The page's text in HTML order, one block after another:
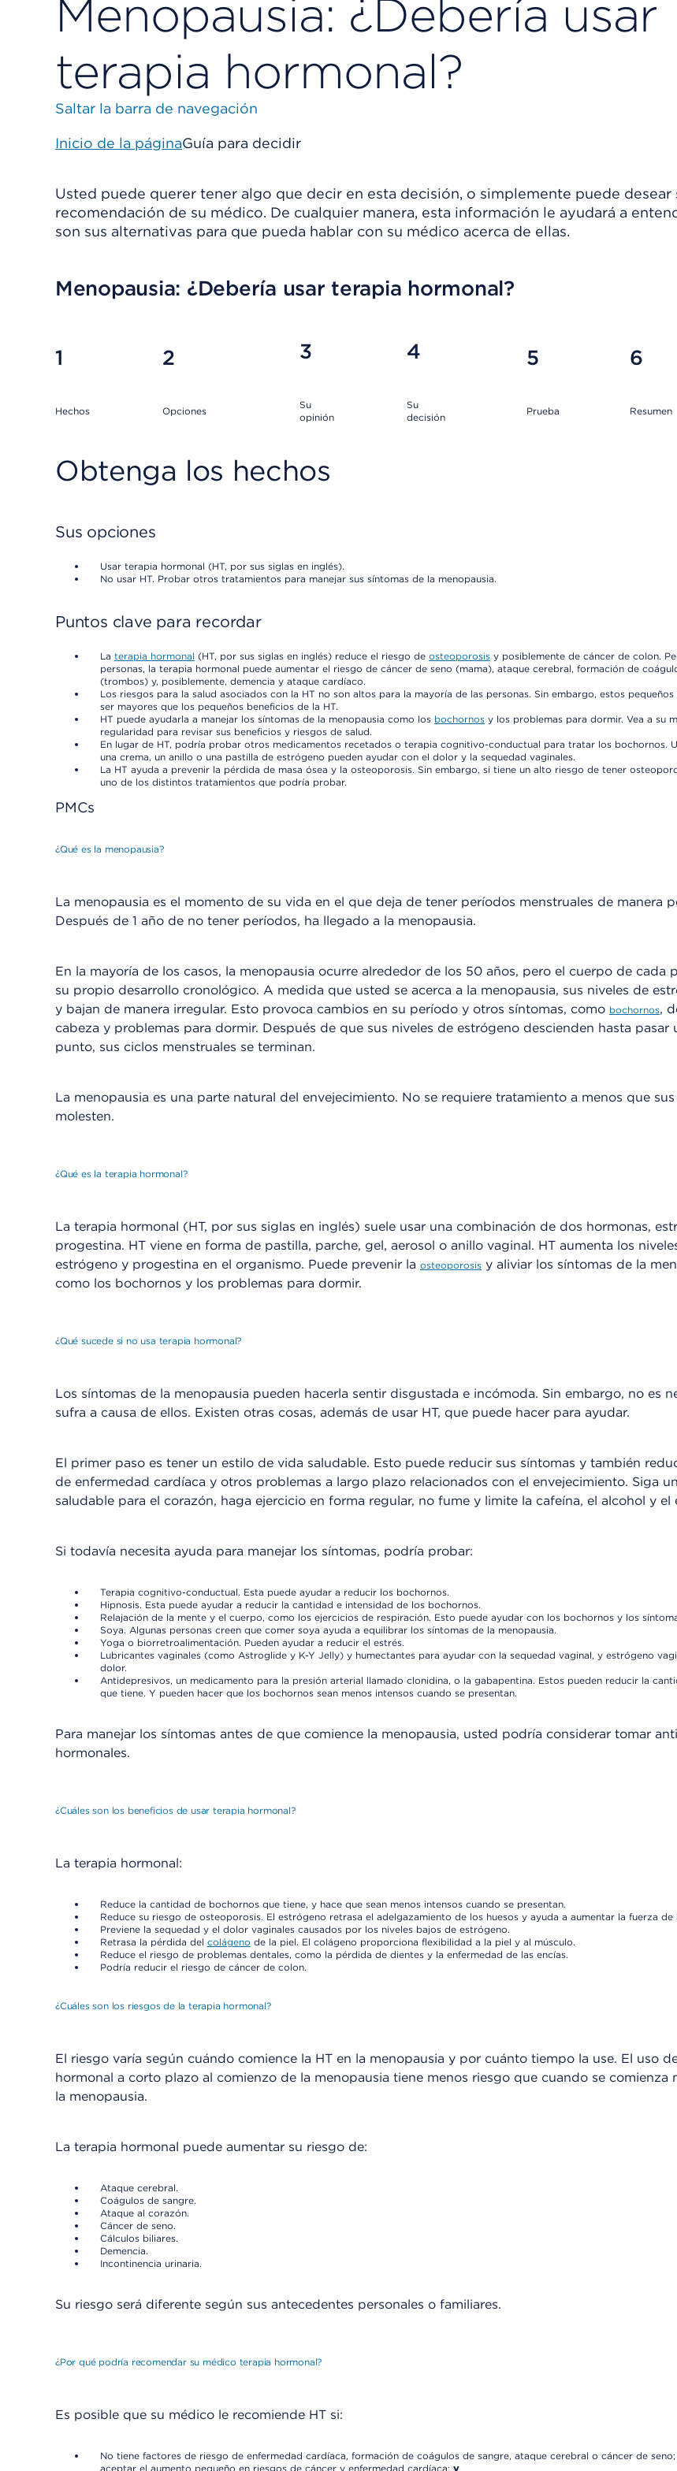
Menopausia: ¿Debería usar
terapia hormonal?
Saltar la barra de navegación
Inicio de la páginaGuía para decidir
Usted puede querer tener algo que decir en esta decisión, o simplemente puede desear
recomendación de su médico. De cualquier manera, esta información le ayudará a
son sus alternativas para que pueda hablar con su médico acerca de ellas.
Menopausia: ¿Debería usar terapia hormonal?
1
Hechos
2
Opciones
3
Su
opinión
4
Su
decisión
5
Prueba
6
Resumen
Obtenga los hechos
Sus opciones
Usar terapia hormonal (HT, por sus siglas en inglés).
No usar HT. Probar otros tratamientos para manejar sus síntomas de la menopausia.
Puntos clave para recordar
La terapia hormonal (HT, por sus siglas en inglés) reduce el riesgo de osteoporosisy posiblemente de cáncer de colon.
personas, la terapia hormonal puede aumentar el riesgo de cáncer de seno (mama), ataque cerebral, formación de
(trombos) y, posiblemente, demencia y ataque cardíaco.
Los riesgos para la salud asociados con la HT no son altos para la mayoría de las personas. Sin embargo, estos
ser mayores que los pequeños beneficios de la HT.
HT puede ayudarla a manejar los síntomas de la menopausia como los bochornosy los problemas para dormir. Vea a su
regularidad para revisar sus beneficios y riesgos de salud.
En lugar de HT, podría probar otros medicamentos recetados o terapia cognitivo-conductual para tratar los bochornos.
una crema, un anillo o una pastilla de estrógeno pueden ayudar con el dolor y la sequedad vaginales.
La HT ayuda a prevenir la pérdida de masa ósea y la osteoporosis. Sin embargo, si tiene un alto riesgo de tener
uno de los distintos tratamientos que podría probar.
PMCs
¿Qué es la menopausia?
La menopausia es el momento de su vida en el que deja de tener períodos menstruales de manera
Después de 1 año de no tener períodos, ha llegado a la menopausia.
En la mayoría de los casos, la menopausia ocurre alrededor de los 50 años, pero el cuerpo de cada
su propio desarrollo cronológico. A medida que usted se acerca a la menopausia, sus niveles de
y bajan de manera irregular. Esto provoca cambios en su período y otros síntomas, como bochornos,
cabeza y problemas para dormir. Después de que sus niveles de estrógeno descienden hasta pasar
punto, sus ciclos menstruales se terminan.
La menopausia es una parte natural del envejecimiento. No se requiere tratamiento a menos que
molesten.
¿Qué es la terapia hormonal?
La terapia hormonal (HT, por sus siglas en inglés) suele usar una combinación de dos hormonas,
progestina. HT viene en forma de pastilla, parche, gel, aerosol o anillo vaginal. HT aumenta los
estrógeno y progestina en el organismo. Puede prevenir la osteoporosis y aliviar los síntomas de la
como los bochornos y los problemas para dormir.
¿Qué sucede si no usa terapia hormonal?
Los síntomas de la menopausia pueden hacerla sentir disgustada e incómoda. Sin embargo, no es
sufra a causa de ellos. Existen otras cosas, además de usar HT, que puede hacer para ayudar.
El primer paso es tener un estilo de vida saludable. Esto puede reducir sus síntomas y también
de enfermedad cardíaca y otros problemas a largo plazo relacionados con el envejecimiento. Siga
saludable para el corazón, haga ejercicio en forma regular, no fume y limite la cafeína, el alcohol y el
Si todavía necesita ayuda para manejar los síntomas, podría probar:
Terapia cognitivo-conductual. Esta puede ayudar a reducir los bochornos.
Hipnosis. Esta puede ayudar a reducir la cantidad e intensidad de los bochornos.
Relajación de la mente y el cuerpo, como los ejercicios de respiración. Esto puede ayudar con los bochornos y los
Soya. Algunas personas creen que comer soya ayuda a equilibrar los síntomas de la menopausia.
Yoga o biorretroalimentación. Pueden ayudar a reducir el estrés.
Lubricantes vaginales (como Astroglide y K-Y Jelly) y humectantes para ayudar con la sequedad vaginal, y estrógeno
dolor.
Antidepresivos, un medicamento para la presión arterial llamado clonidina, o la gabapentina. Estos pueden reducir la
que tiene. Y pueden hacer que los bochornos sean menos intensos cuando se presentan.
Para manejar los síntomas antes de que comience la menopausia, usted podría considerar tomar
hormonales.
¿Cuáles son los beneficios de usar terapia hormonal?
La terapia hormonal:
Reduce la cantidad de bochornos que tiene, y hace que sean menos intensos cuando se presentan.
Reduce su riesgo de osteoporosis. El estrógeno retrasa el adelgazamiento de los huesos y ayuda a aumentar la fuerza de
Previene la sequedad y el dolor vaginales causados por los niveles bajos de estrógeno.
Retrasa la pérdida del colágeno de la piel. El colágeno proporciona flexibilidad a la piel y al músculo.
Reduce el riesgo de problemas dentales, como la pérdida de dientes y la enfermedad de las encías.
Podría reducir el riesgo de cáncer de colon.
¿Cuáles son los riesgos de la terapia hormonal?
El riesgo varía según cuándo comience la HT en la menopausia y por cuánto tiempo la use. El uso
hormonal a corto plazo al comienzo de la menopausia tiene menos riesgo que cuando se comienza
la menopausia.
La terapia hormonal puede aumentar su riesgo de:
Ataque cerebral.
Coágulos de sangre.
Ataque al corazón.
Cáncer de seno.
Cálculos biliares.
Demencia.
Incontinencia urinaria.
Su riesgo será diferente según sus antecedentes personales o familiares.
¿Por qué podría recomendar su médico terapia hormonal?
Es posible que su médico le recomiende HT si:
No tiene factores de riesgo de enfermedad cardíaca, formación de coágulos de sangre, ataque cerebral o cáncer de
aceptar el aumento pequeño en riesgos de cáncer y enfermedad cardíaca; y